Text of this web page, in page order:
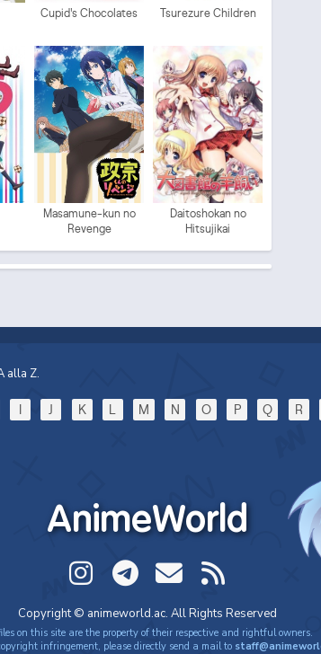
Cupid's Chocolates Tsurezure Children
Masamune-kun no
Revenge
Daitoshokan no
Hitsujikai
alla Z.
I J K L M N O P Q R
AnimeWorld
Copyright © animeworld.ac. All Rights Reserved
on this site are the property of their respective and rightful owners.
infringement, please directly send a mail to